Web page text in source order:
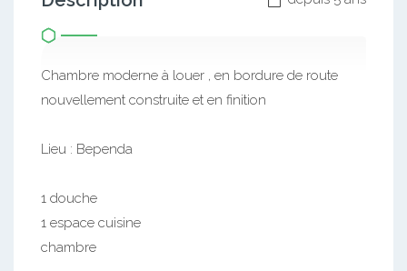
Chambre moderne à louer , en bordure de route
nouvellement construite et en finition
Lieu : Bependa
1 douche
1 espace cuisine
chambre